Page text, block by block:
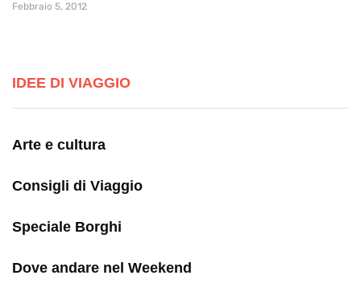
Febbraio 5, 2012
IDEE DI VIAGGIO
Arte e cultura
Consigli di Viaggio
Speciale Borghi
Dove andare nel Weekend